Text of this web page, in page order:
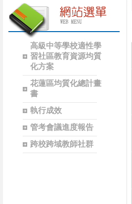
高級中等學校適性學
習社區教育資源均質
化方案
花蓮區均質化總計畫
書
執行成效
管考會議進度報告
跨校跨域教師社群